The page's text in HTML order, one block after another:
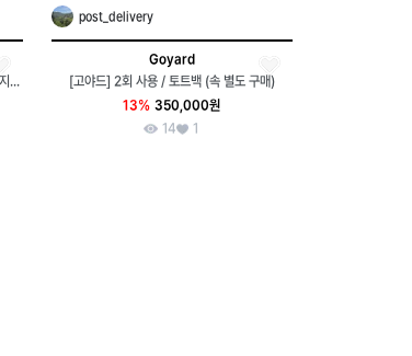
[21년1월,갤러리아/풀구성]고야드 생로슈 장지갑 블랙 탄
post_delivery
Goyard
[고야드] 2회 사용 / 토트백 (속 별도 구매)
13% 350,000원
14
1